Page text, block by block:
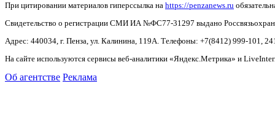
При цитировании материалов гиперссылка на https://penzanews.ru
Свидетельство о регистрации СМИ ИА №ФС77-31297 выдано
Адрес: 440034, г. Пенза, ул. Калинина, 119А. Телефоны: +7(8412) 999-101,
На сайте используются сервисы веб-аналитики «Яндекс.Метрика» и
Об агентстве Реклама